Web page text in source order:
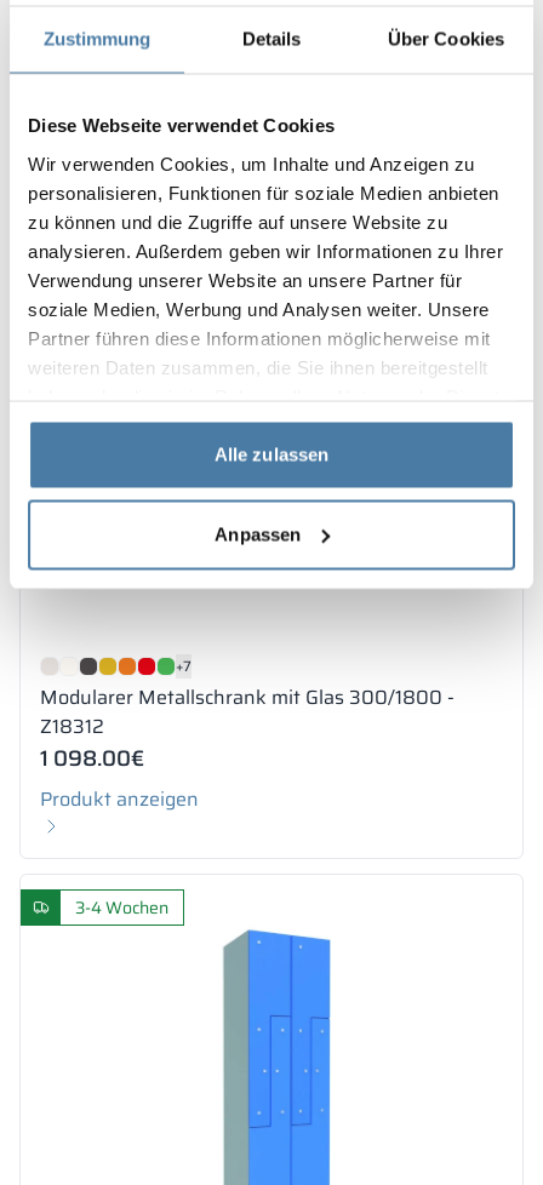
Zustimmung Details Über Cookies
Diese Webseite verwendet Cookies
Wir verwenden Cookies, um Inhalte und Anzeigen zu
personalisieren, Funktionen für soziale Medien anbieten
zu können und die Zugriffe auf unsere Website zu
analysieren. Außerdem geben wir Informationen zu Ihrer
Verwendung unserer Website an unsere Partner für
soziale Medien, Werbung und Analysen weiter. Unsere
Partner führen diese Informationen möglicherweise mit
weiteren Daten zusammen, die Sie ihnen bereitgestellt
gesammelt haben.
Alle zulassen
Anpassen
1 095.00€
Produkt anzeigen
3-4 Wochen
+7
Modularer Metallschrank mit Glas 300/1800 -
Z18312
1 098.00€
Produkt anzeigen
3-4 Wochen